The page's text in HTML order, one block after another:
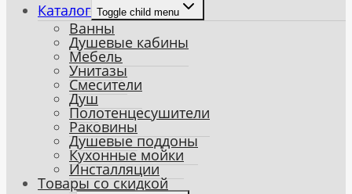
Каталог Toggle child menu
Ванны
Душевые кабины
Мебель
Унитазы
Смесители
Душ
Полотенцесушители
Раковины
Душевые поддоны
Кухонные мойки
Инсталляции
Товары со скидкой